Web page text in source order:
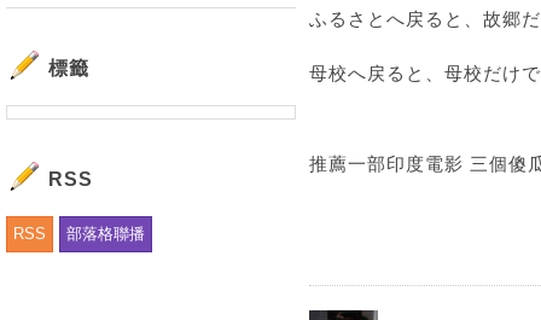
ふるさとへ戻ると、故郷
母校へ戻ると、母校だけ
推薦一部印度電影 三個傻
標籤
RSS
RSS 部落格聯播